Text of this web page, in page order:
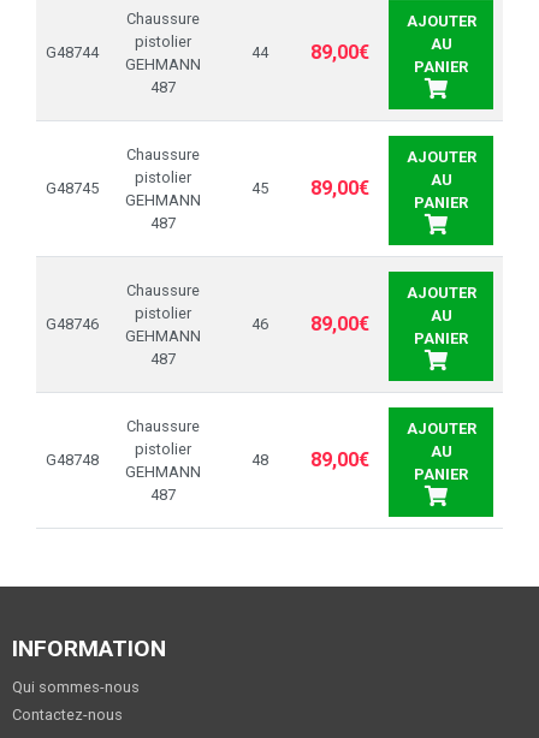
G48744
Chaussure
pistolier
GEHMANN
487
44 89,00€
AJOUTER
AU
PANIER
G48745
Chaussure
pistolier
GEHMANN
487
45 89,00€
AJOUTER
AU
PANIER
G48746
Chaussure
pistolier
GEHMANN
487
46 89,00€
AJOUTER
AU
PANIER
G48748
Chaussure
pistolier
GEHMANN
487
48 89,00€
AJOUTER
AU
PANIER
INFORMATION
Qui sommes-nous
Contactez-nous